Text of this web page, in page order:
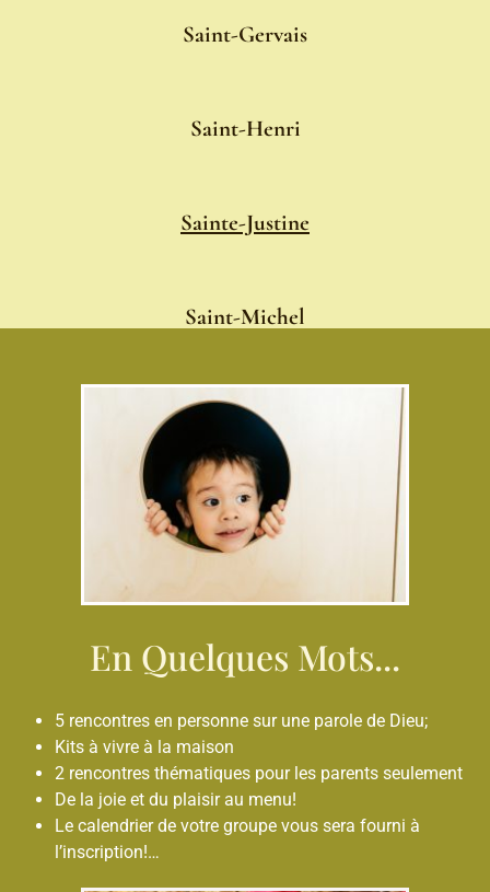
Saint-Gervais
Saint-Henri
Sainte-Justine
Saint-Michel
En Quelques Mots...
5 rencontres en personne sur une parole de Dieu;
Kits à vivre à la maison
2 rencontres thématiques pour les parents seulement
De la joie et du plaisir au menu!
Le calendrier de votre groupe vous sera fourni à
l’inscription!…